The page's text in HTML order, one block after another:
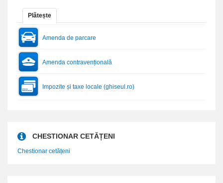
Plătește
Amenda de parcare
Amenda contravențională
Impozite și taxe locale (ghiseul.ro)
CHESTIONAR CETĂȚENI
Chestionar cetățeni